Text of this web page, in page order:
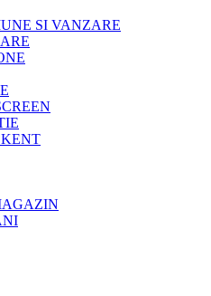
SI VANZARE